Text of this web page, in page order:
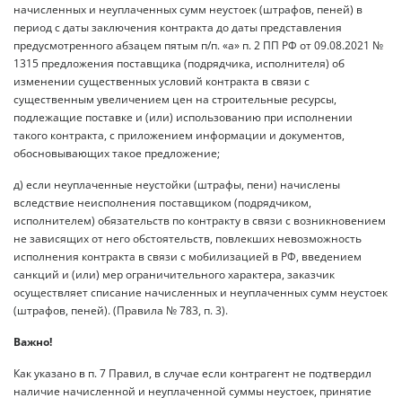
начисленных и неуплаченных сумм неустоек (штрафов, пеней) в
период с даты заключения контракта до даты представления
предусмотренного абзацем пятым п/п. «а» п. 2 ПП РФ от 09.08.2021 №
1315 предложения поставщика (подрядчика, исполнителя) об
изменении существенных условий контракта в связи с
существенным увеличением цен на строительные ресурсы,
подлежащие поставке и (или) использованию при исполнении
такого контракта, с приложением информации и документов,
обосновывающих такое предложение;
д) если неуплаченные неустойки (штрафы, пени) начислены
вследствие неисполнения поставщиком (подрядчиком,
исполнителем) обязательств по контракту в связи с возникновением
не зависящих от него обстоятельств, повлекших невозможность
исполнения контракта в связи с мобилизацией в РФ, введением
санкций и (или) мер ограничительного характера, заказчик
осуществляет списание начисленных и неуплаченных сумм неустоек
(штрафов, пеней). (Правила № 783, п. 3).
Важно!
Как указано в п. 7 Правил, в случае если контрагент не подтвердил
наличие начисленной и неуплаченной суммы неустоек, принятие